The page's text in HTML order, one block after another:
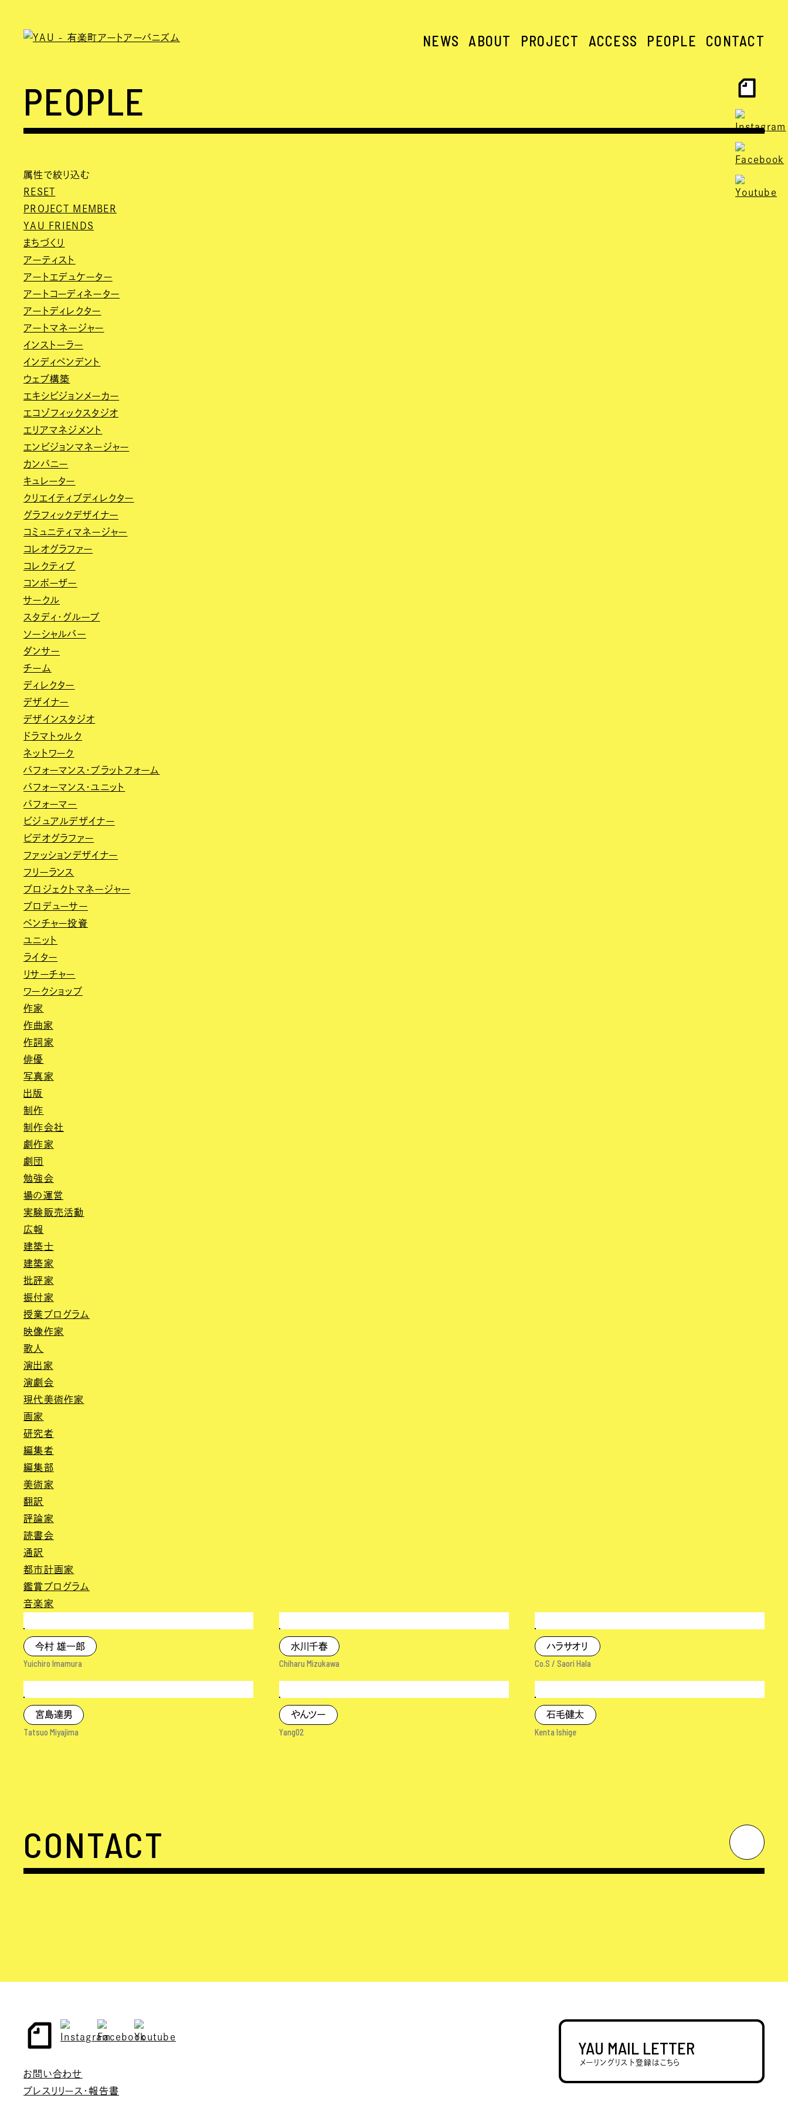
NEWS ABOUT PROJECT ACCESS PEOPLE CONTACT
PEOPLE
属性で絞り込む
RESET
PROJECT MEMBER
YAU FRIENDS
まちづくり
アーティスト
アートエデュケーター
アートコーディネーター
アートディレクター
アートマネージャー
インストーラー
インディペンデント
ウェブ構築
エキシビジョンメーカー
エコゾフィックスタジオ
エリアマネジメント
エンビジョンマネージャー
カンパニー
キュレーター
クリエイティブディレクター
グラフィックデザイナー
コミュニティマネージャー
コレオグラファー
コレクティブ
コンポーザー
サークル
スタディ・グループ
ソーシャルバー
ダンサー
チーム
ディレクター
デザイナー
デザインスタジオ
ドラマトゥルク
ネットワーク
パフォーマンス・プラットフォーム
パフォーマンス・ユニット
パフォーマー
ビジュアルデザイナー
ビデオグラファー
ファッションデザイナー
フリーランス
プロジェクトマネージャー
プロデューサー
ベンチャー投資
ユニット
ライター
リサーチャー
ワークショップ
作家
作曲家
作詞家
俳優
写真家
出版
制作
制作会社
劇作家
劇団
勉強会
場の運営
実験販売活動
広報
建築士
建築家
批評家
振付家
授業プログラム
映像作家
歌人
演出家
演劇会
現代美術作家
画家
研究者
編集者
編集部
美術家
翻訳
評論家
読書会
通訳
都市計画家
鑑賞プログラム
音楽家
今村 雄一郎
Yuichiro Imamura
水川千春
Chiharu Mizukawa
ハラサオリ
Co.S / Saori Hala
宮島達男
Tatsuo Miyajima
やんツー
Yang02
石毛健太
Kenta Ishige
CONTACT
YAU MAIL LETTER
メーリングリスト登録はこちら
お問い合わせ
プレスリリース・報告書